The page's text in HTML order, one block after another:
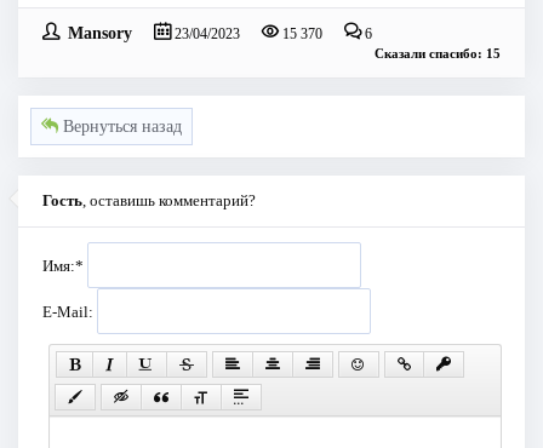
Mansory 23/04/2023 15 370 6
Сказали спасибо: 15
Вернуться назад
Гость , оставишь комментарий?
Имя:*
E-Mail: